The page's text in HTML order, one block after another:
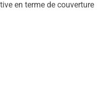
en terme de couverture